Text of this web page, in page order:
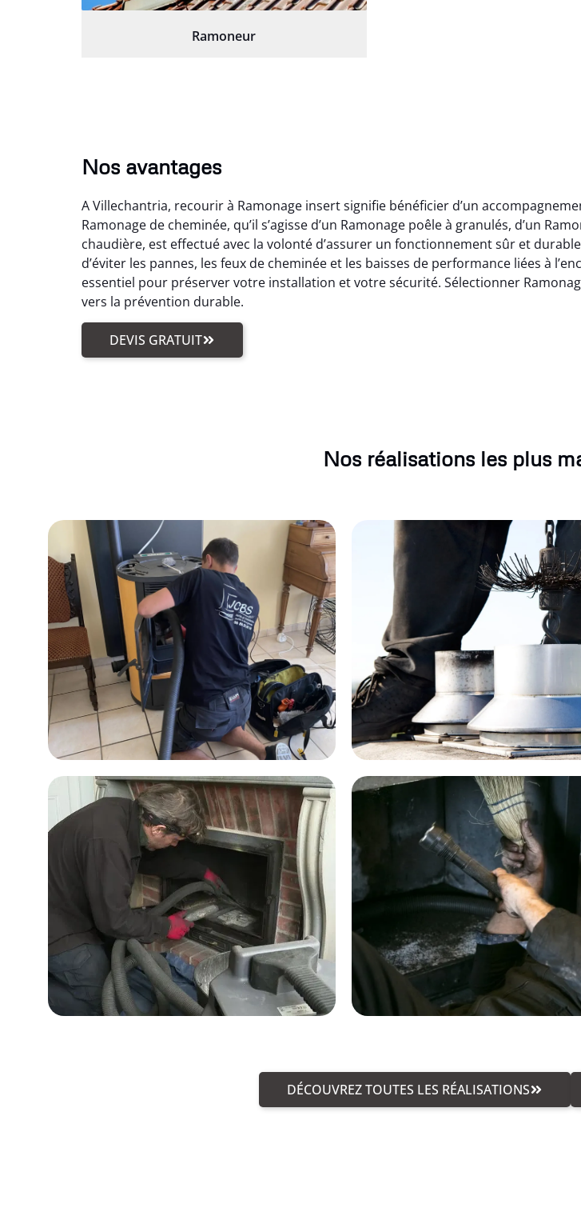
Ramoneur
Nos avantages
A Villechantria, recourir à Ramonage insert signifie bénéficier d’un
Ramonage de cheminée, qu’il s’agisse d’un Ramonage poêle à granulés, d’un
chaudière, est effectué avec la volonté d’assurer un fonctionnement sûr et
d’éviter les pannes, les feux de cheminée et les baisses de performance liées à
essentiel pour préserver votre installation et votre sécurité. Sélectionner
vers la prévention durable.
DEVIS GRATUIT
Nos réalisations les plus
DÉCOUVREZ TOUTES LES RÉALISATIONS